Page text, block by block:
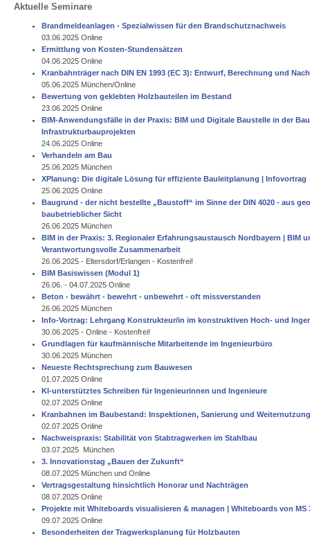
Aktuelle Seminare
Brandmeldeanlagen - Spezialwissen für den Brandschutznachweis
03.06.2025 Online
Ermittlung von Kosten-Stundensätzen
04.06.2025 Online
Kranbahnträger nach DIN EN 1993 (EC 3): Entwurf, Berechnung und
05.06.2025 München/Online
Bewertung von geklebten Holzbauteilen im Bestand
23.06.2025 Online
BIM-Anwendungsfälle in der Praxis: BIM und Digitale Baustelle in der
Infrastrukturbauprojekten
24.06.2025 Online
Verhandeln am Bau
25.06.2025 München
XPlanung: Die digitale Lösung für effiziente Bauleitplanung | Infovortrag
25.06.2025 Online
Baugrund - der nicht bestellte „Baustoff“ im Sinne der DIN 4020 - aus
baubetrieblicher Sicht
26.06.2025 München
BIM in der Praxis: 3. Regionaler Erfahrungsaustausch Nordbayern | BIM
Verantwortungsvolle Zusammenarbeit
26.06.2025 - Eltersdorf/Erlangen - Kostenfrei!
BIM Basiswissen (Modul 1)
26.06. - 04.07.2025 Online
Beton - bewährt - bewehrt - unbewehrt - oft missverstanden
26.06.2025 München
Info-Vortrag: Lehrgang Konstrukteur/in im konstruktiven Hoch- und
30.06.2025 - Online - Kostenfrei!
Grundlagen für kaufmännische Mitarbeitende im Ingenieurbüro
30.06.2025 München
Neueste Rechtsprechung zum Bauwesen
01.07.2025 Online
KI-unterstütztes Schreiben für Ingenieurinnen und Ingenieure
02.07.2025 Online
Kranbahnen im Baubestand: Inspektionen, Sanierung und Weiternutzung
02.07.2025 Online
Nachweispraxis: Stabilität von Stabtragwerken im Stahlbau
03.07.2025 München
3. Innovationstag „Bauen der Zukunft“
08.07.2025 München und Online
Vertragsgestaltung hinsichtlich Honorar und Nachträgen
08.07.2025 Online
Projekte mit Whiteboards visualisieren & managen | Whiteboards von MS
09.07.2025 Online
Besonderheiten der Tragwerksplanung für Holzbauten